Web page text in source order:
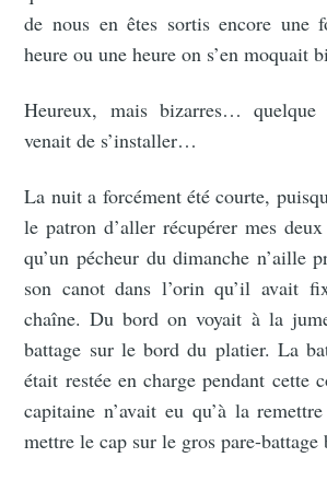
de nous en êtes sortis encore une
heure ou une heure on s’en moquait
Heureux, mais bizarres… quelque
venait de s’installer…
La nuit a forcément été courte,
le patron d’aller récupérer mes
qu’un pécheur du dimanche n’aille
son canot dans l’orin qu’il avait
chaîne. Du bord on voyait à la
battage sur le bord du platier. La
était restée en charge pendant cette
capitaine n’avait eu qu’à la
mettre le cap sur le gros pare-battage